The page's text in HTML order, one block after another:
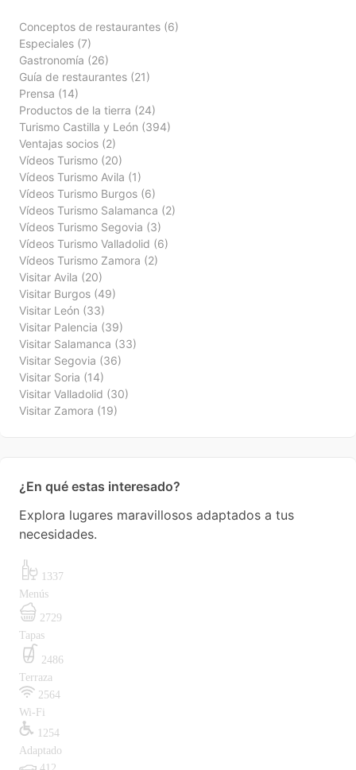
Conceptos de restaurantes (6)
Especiales (7)
Gastronomía (26)
Guía de restaurantes (21)
Prensa (14)
Productos de la tierra (24)
Turismo Castilla y León (394)
Ventajas socios (2)
Vídeos Turismo (20)
Vídeos Turismo Avila (1)
Vídeos Turismo Burgos (6)
Vídeos Turismo Salamanca (2)
Vídeos Turismo Segovia (3)
Vídeos Turismo Valladolid (6)
Vídeos Turismo Zamora (2)
Visitar Avila (20)
Visitar Burgos (49)
Visitar León (33)
Visitar Palencia (39)
Visitar Salamanca (33)
Visitar Segovia (36)
Visitar Soria (14)
Visitar Valladolid (30)
Visitar Zamora (19)
¿En qué estas interesado?
Explora lugares maravillosos adaptados a tus
necesidades.
1337
Menús
2729
Tapas
2486
Terraza
2564
Wi-Fi
1254
Adaptado